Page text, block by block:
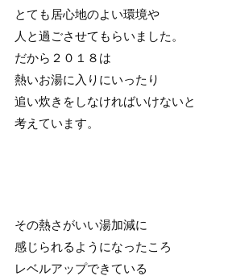
とても居心地のよい環境や
人と過ごさせてもらいました。
だから２０１８は
熱いお湯に入りにいったり
追い炊きをしなければいけないと
考えています。
その熱さがいい湯加減に
感じられるようになったころ
レベルアップできている